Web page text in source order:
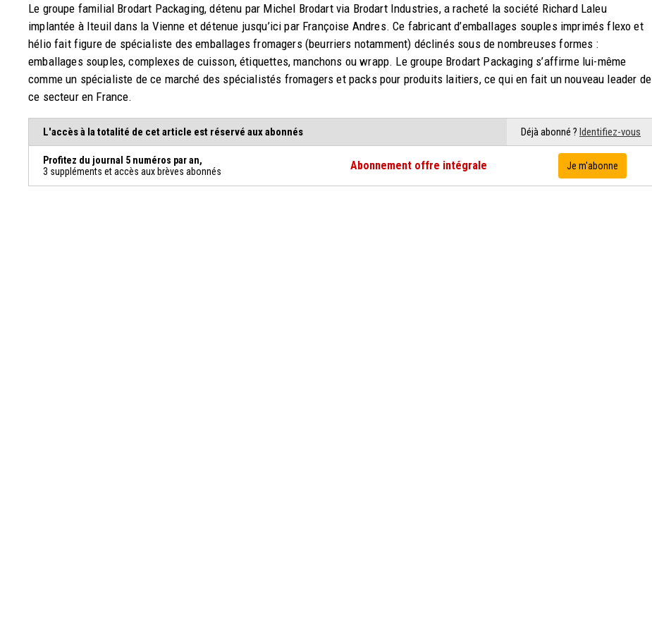
Le groupe familial Brodart Packaging, détenu par Michel Brodart via Brodart Industries, a racheté la société Richard Laleu
implantée à Iteuil dans la Vienne et détenue jusqu’ici par Françoise Andres. Ce fabricant d’emballages souples imprimés flexo et
hélio fait figure de spécialiste des emballages fromagers (beurriers notamment) déclinés sous de nombreuses formes :
emballages souples, complexes de cuisson, étiquettes, manchons ou wrapp. Le groupe Brodart Packaging s’affirme lui-même
comme un spécialiste de ce marché des spécialistés fromagers et packs pour produits laitiers, ce qui en fait un nouveau leader de
ce secteur en France.
L'accès à la totalité de cet article est réservé aux abonnés Déjà abonné ? Identifiez-vous
Profitez du journal 5 numéros par an,
3 suppléments et accès aux brèves abonnés
Abonnement offre intégrale Je m'abonne